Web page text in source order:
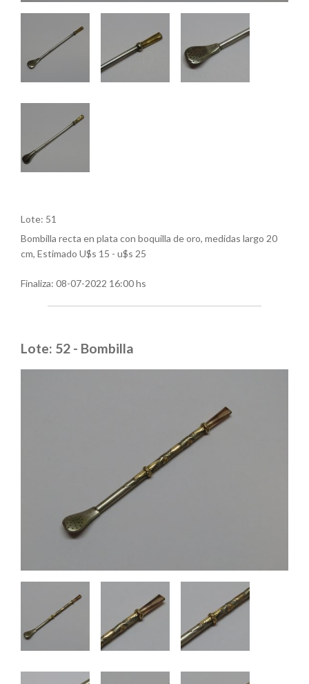
Lote: 51
Bombilla recta en plata con boquilla de oro, medidas largo 20
cm, Estimado U$s 15 - u$s 25
Finaliza: 08-07-2022 16:00 hs
Lote: 52 - Bombilla